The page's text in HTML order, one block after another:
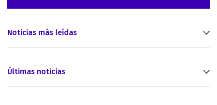
Noticias más leídas
Últimas noticias